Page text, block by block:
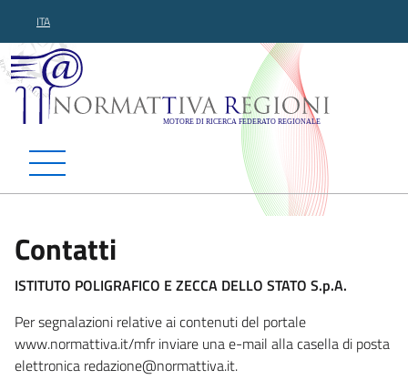
ITA
Normattiva Regioni -
Contatti
ISTITUTO POLIGRAFICO E ZECCA DELLO STATO S.p.A.
Per segnalazioni relative ai contenuti del portale
www.normattiva.it/mfr inviare una e-mail alla casella di posta
elettronica redazione@normattiva.it.